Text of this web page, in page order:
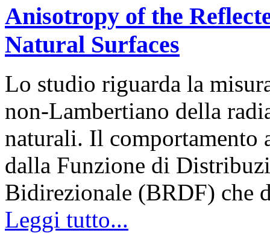
Anisotropy of the
Natural Surfaces
Lo studio riguarda la
non-Lambertiano della
naturali. Il comportamento
dalla Funzione di
Bidirezionale (BRDF) che
Leggi tutto...